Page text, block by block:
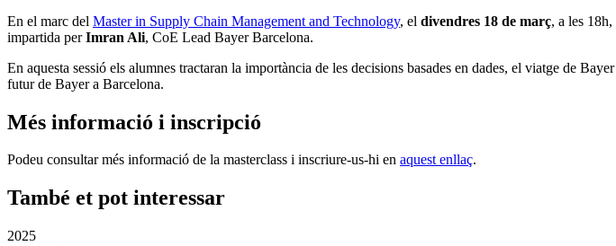
En el marc del Master in Supply Chain Management and Technology, el divendres 18 de març, a les
impartida perImran Ali, CoE Lead Bayer Barcelona.
En aquesta sessió els alumnes tractaran la importància de les decisions basades en dades, el viatge de
futur de Bayer a Barcelona.
Més informació i inscripció
Podeu consultar més informació de la masterclass i inscriure-us-hi en aquest enllaç.
També et pot interessar
2025